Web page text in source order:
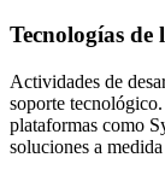
Tecnologías
Actividades de
soporte
plataformas como
soluciones a